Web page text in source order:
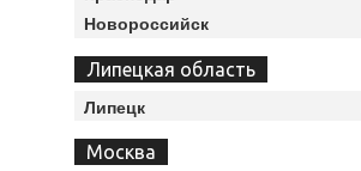
Новороссийск
Липецкая область
Липецк
Москва